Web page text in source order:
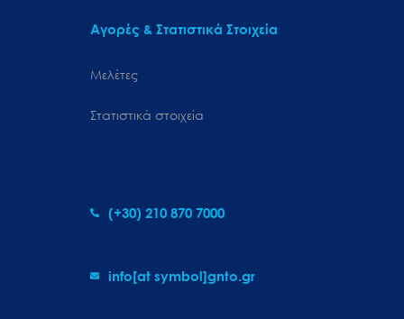
Αγορές & Στατιστικά Στοιχεία
Μελέτες
Στατιστικά στοιχεία
(+30) 210 870 7000
info[at symbol]gnto.gr